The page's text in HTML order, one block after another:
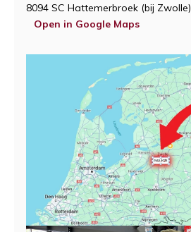
8094 SC Hattemerbroek (bij Zwolle)
Open in Google Maps